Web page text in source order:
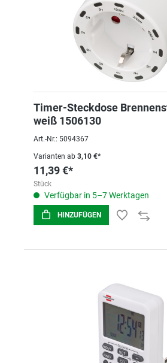
Timer-Steckdose
weiß 1506130
Art.-Nr.: 5094367
Varianten ab 3,10 €*
11,39 €*
Stück
Verfügbar in 5–7 Werktagen
HINZUFÜGEN